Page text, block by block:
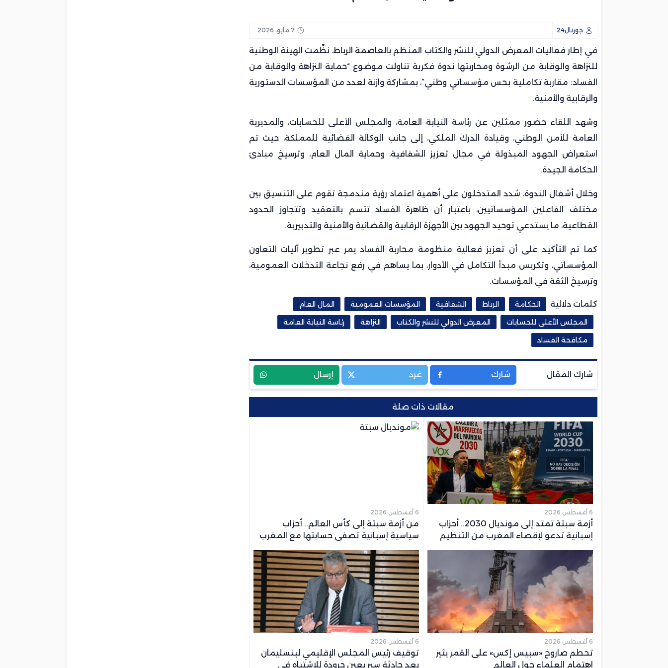
جورنال24 7 مايو، 2026
في إطار فعاليات المعرض الدولي للنشر والكتاب المنظم بالعاصمة الرباط، نظّمت الهيئة الوطنية
للنزاهة والوقاية من الرشوة ومحاربتها ندوة فكرية تناولت موضوع “حماية النزاهة والوقاية من
الفساد: مقاربة تكاملية بحس مؤسساتي وطني”، بمشاركة وازنة لعدد من المؤسسات الدستورية
والرقابية والأمنية.
وشهد اللقاء حضور ممثلين عن رئاسة النيابة العامة، والمجلس الأعلى للحسابات، والمديرية
العامة للأمن الوطني، وقيادة الدرك الملكي، إلى جانب الوكالة القضائية للمملكة، حيث تم
استعراض الجهود المبذولة في مجال تعزيز الشفافية، وحماية المال العام، وترسيخ مبادئ
الحكامة الجيدة.
وخلال أشغال الندوة، شدد المتدخلون على أهمية اعتماد رؤية مندمجة تقوم على التنسيق بين
مختلف الفاعلين المؤسساتيين، باعتبار أن ظاهرة الفساد تتسم بالتعقيد وتتجاوز الحدود
القطاعية، ما يستدعي توحيد الجهود بين الأجهزة الرقابية والقضائية والأمنية والتدبيرية.
كما تم التأكيد على أن تعزيز فعالية منظومة محاربة الفساد يمر عبر تطوير آليات التعاون
المؤسساتي، وتكريس مبدأ التكامل في الأدوار، بما يساهم في رفع نجاعة التدخلات العمومية،
وترسيخ الثقة في المؤسسات.
كلمات دلالية الحكامة الرباط الشفافية المؤسسات العمومية
المال العام
المجلس الأعلى للحسابات
المعرض الدولي للنشر والكتاب النزاهة
رئاسة النيابة العامة
مكافحة الفساد
شارك المقال شارك غرد إرسال
مقالات ذات صلة
6 أغسطس 2026
أزمة سبتة تمتد إلى مونديال 2030.. أحزاب
إسبانية تدعو لإقصاء المغرب من التنظيم
6 أغسطس 2026
من أزمة سبتة إلى كأس العالم.. أحزاب
سياسية إسبانية تصفي حسابتها مع المغرب
6 أغسطس 2026
تحطم صاروخ «سبيس إكس» على القمر يثير
اهتمام العلماء حول العالم
6 أغسطس 2026
توقيف رئيس المجلس الإقليمي لبنسليمان
بعد حادثة سير بعين حرودة للاشتباه في